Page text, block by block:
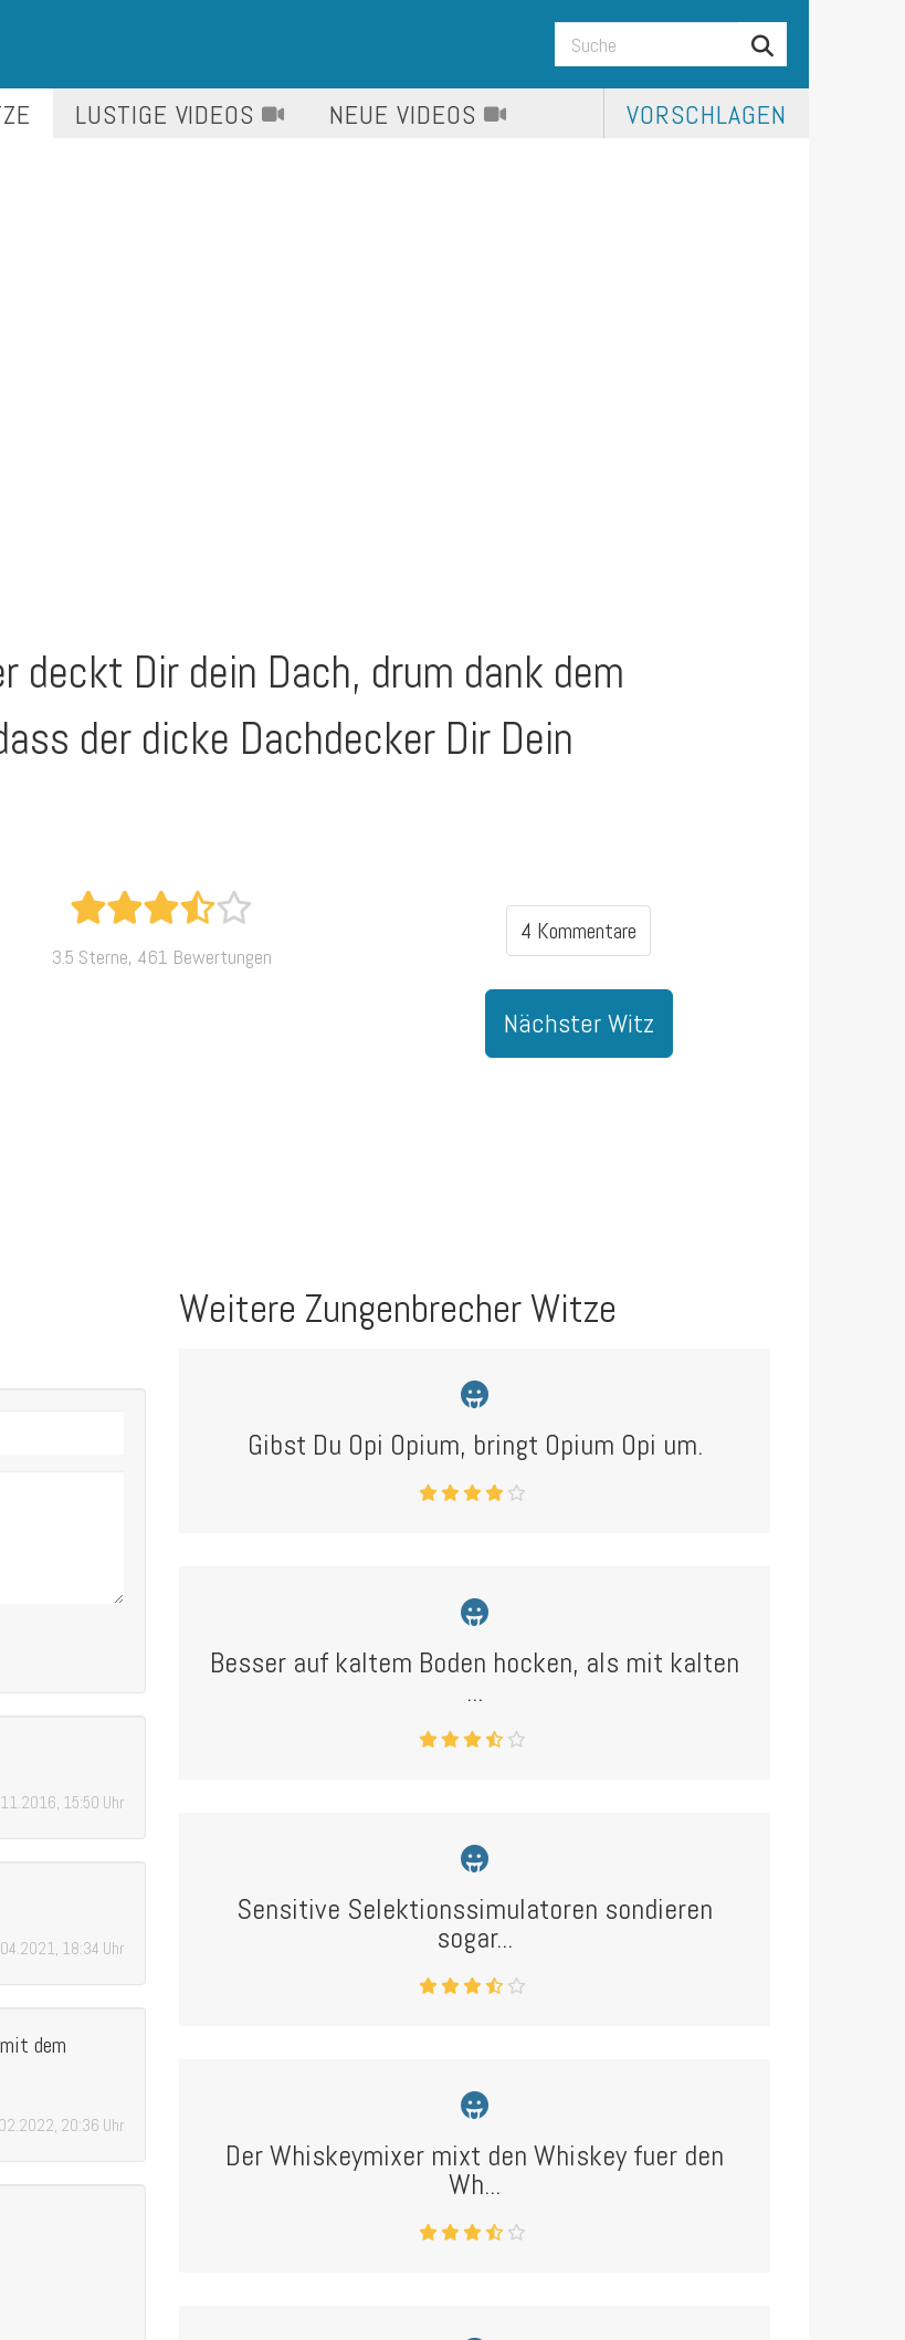
LUSTIGE VIDEOS NEUE VIDEOS VORSCHLAGEN
deckt Dir dein Dach, drum dank dem
der dicke Dachdecker Dir Dein
3.5 Sterne, 461 Bewertungen
4 Kommentare
Nächster Witz
15:50 Uhr
18:34 Uhr
dem
20:36 Uhr
Weitere Zungenbrecher Witze
Gibst Du Opi Opium, bringt Opium Opi um.
Besser auf kaltem Boden hocken, als mit kalten
...
Sensitive Selektionssimulatoren sondieren
sogar...
Der Whiskeymixer mixt den Whiskey fuer den
Wh...